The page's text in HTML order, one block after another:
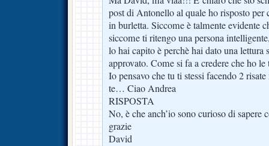
post di Antonello al quale ho risposto per
in burletta. Siccome è talmente evidente
siccome ti ritengo una persona
lo hai capito è perchè hai dato una lettura
approvato. Come si fa a credere che ho le
Io pensavo che tu ti stessi facendo 2
te… Ciao Andrea
RISPOSTA
No, è che anch’io sono curioso di sapere
grazie
David